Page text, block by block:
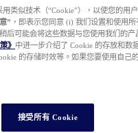
类似技术（“Cookie”），以使您的用
” ，即表示您同意 (i) 我们设置和使用
后可能会将这些数据与您使用我们的
》 中进一步介绍了 Cookie 的存放和数
的存储时效等。如果您要使用自己
接受所有 Cookie